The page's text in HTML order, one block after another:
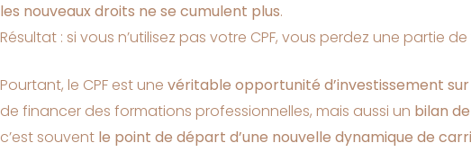
les nouveaux droits ne se cumulent plus.
Résultat : si vous n’utilisez pas votre CPF, vous perdez une partie
Pourtant, le CPF est une véritable opportunité d’investissement
de financer des formations professionnelles, mais aussi un bilan
c’est souvent le point de départ d’une nouvelle dynamique de